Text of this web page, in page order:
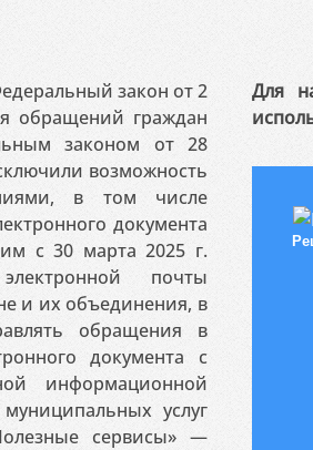
закон от 2
обращений граждан
законом от 28
возможность
в том числе
документа
с 30 марта 2025 г.
почты
и их объединения, в
обращения в
документа с
информационной
услуг
сервисы» —
Для